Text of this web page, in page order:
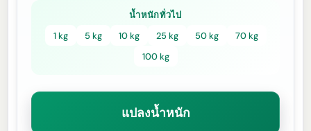
น้ำหนักทั่วไป
1 kg
5 kg 10 kg 25 kg 50 kg
70 kg
100 kg
แปลงน้ำหนัก